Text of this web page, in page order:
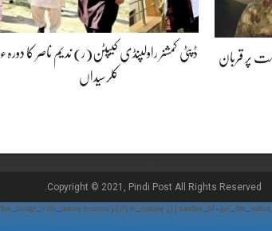
پر قربان
ڈپٹی کمشنر راولپنڈی کیپٹن(ر) ندیم ناصر کا دورہء
کلرسیداں
Copyright © 2021, Pindi Post All Rights Reserved.